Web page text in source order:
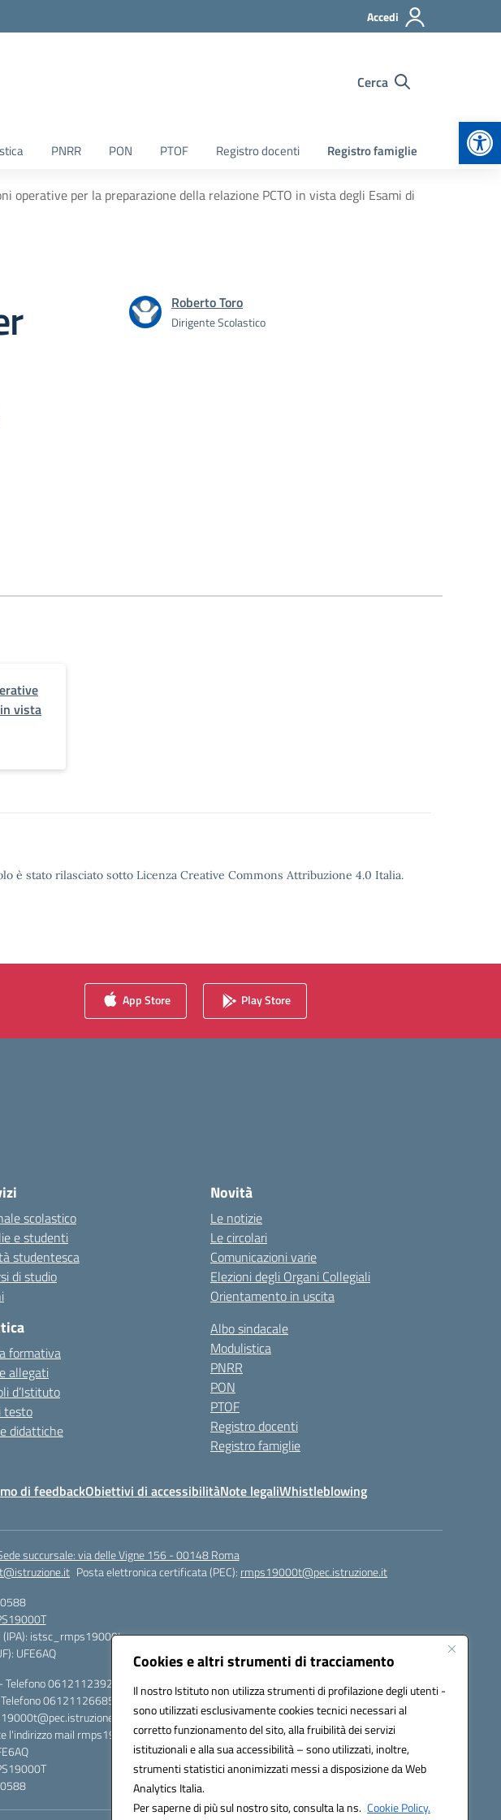
Cookies e altri strumenti di tracciamento
Il nostro Istituto non utilizza strumenti di profilazione degli utenti -
sono utilizzati esclusivamente cookies tecnici necessari al
corretto funzionamento del sito, alla fruibilità dei servizi
istituzionali e alla sua accessibilità – sono utilizzati, inoltre,
strumenti statistici anonimizzati messi a disposizione da Web
Analytics Italia.
Per saperne di più sul nostro sito, consulta la ns. Cookie Policy.
Accedi
Cerca
PNRR PON PTOF Registro docenti Registro famiglie
operative per la preparazione della relazione PCTO in vista degli Esami di
Roberto Toro
Dirigente Scolastico
vista
è stato rilasciato sotto Licenza Creative Commons Attribuzione 4.0 Italia.
App Store Play Store
scolastico
e studenti
studentesca
di studio
formativa
allegati
d’Istituto
testo
didattiche
Novità
Le notizie
Le circolari
Comunicazioni varie
Elezioni degli Organi Collegiali
Orientamento in uscita
Albo sindacale
Modulistica
PNRR
PON
PTOF
Registro docenti
Registro famiglie
di feedbackObiettivi di accessibilitàNote legaliWhistleblowing
succursale: via delle Vigne 156 - 00148 Roma
Posta elettronica certificata (PEC): rmps19000t@pec.istruzione.it
(IPA): istsc_rmps19000t
UFE6AQ
06121123925
06121126685/86
l'indirizzo mail rmps19000t@istruzione.it